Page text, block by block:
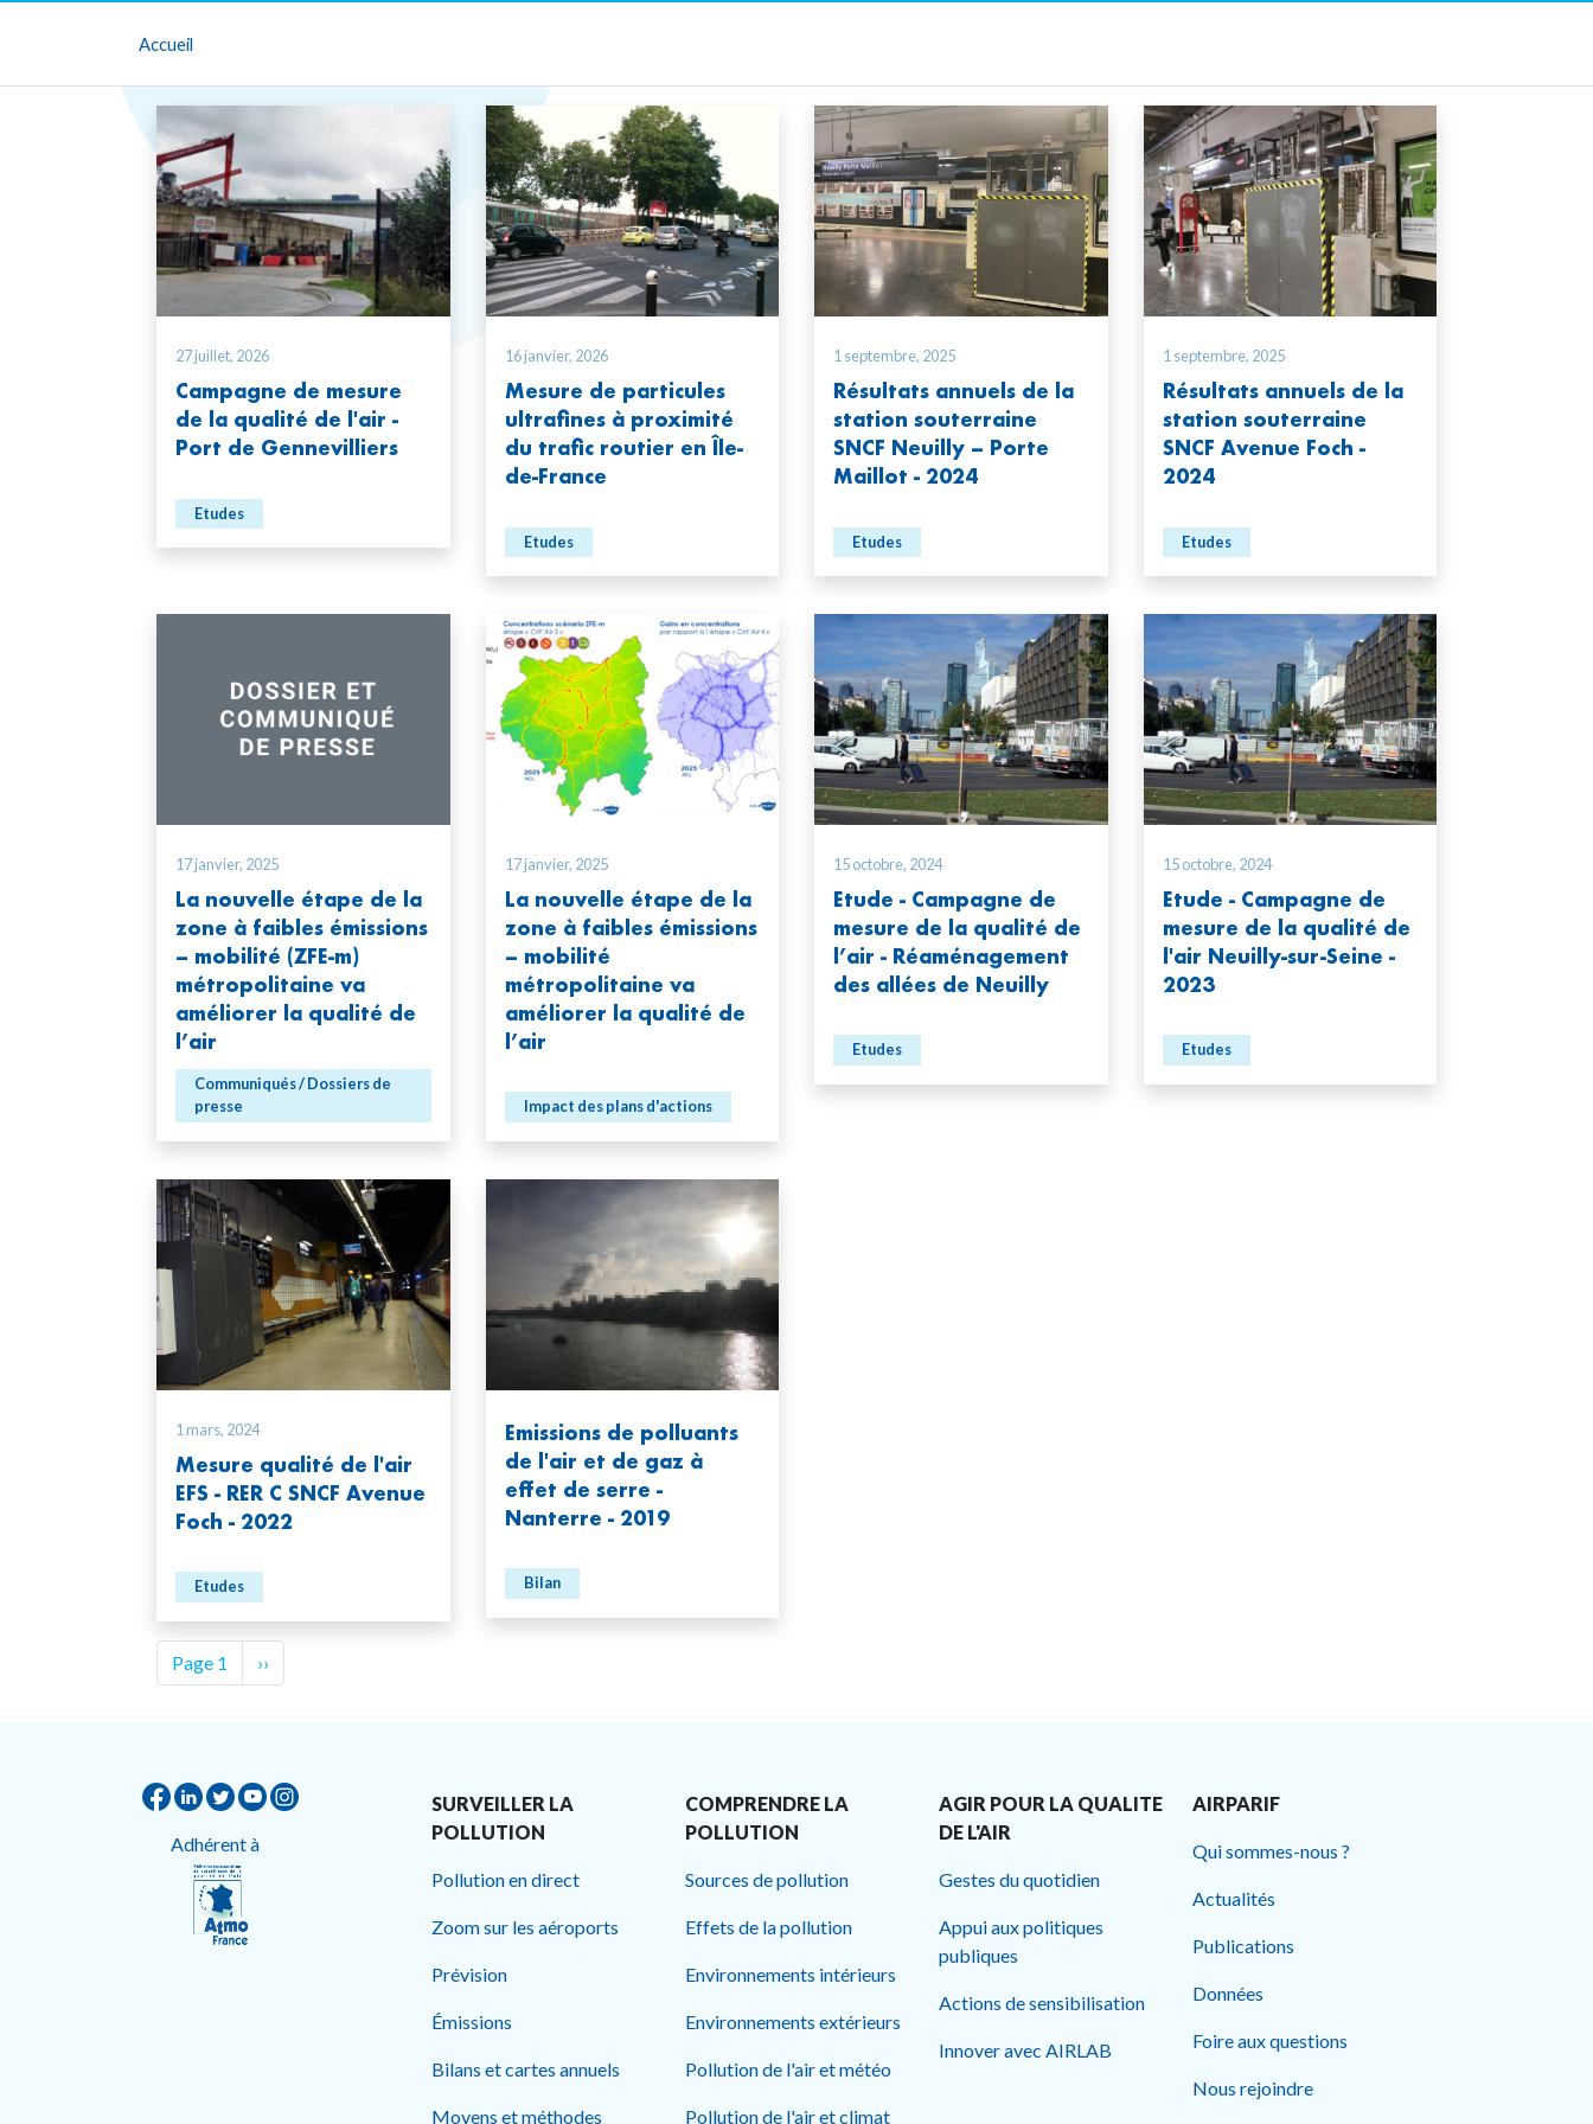
Accueil
27 juillet, 2026
Campagne de mesure
de la qualité de l'air -
Port de Gennevilliers
Etudes
16 janvier, 2026
Mesure de particules
ultrafines à proximité
du trafic routier en Île-
de-France
Etudes
1 septembre, 2025
Résultats annuels de la
station souterraine
SNCF Neuilly – Porte
Maillot - 2024
Etudes
1 septembre, 2025
Résultats annuels de la
station souterraine
SNCF Avenue Foch -
2024
Etudes
17 janvier, 2025
La nouvelle étape de la
zone à faibles émissions
– mobilité (ZFE-m)
métropolitaine va
améliorer la qualité de
l’air
Communiqués / Dossiers de
presse
17 janvier, 2025
La nouvelle étape de la
zone à faibles émissions
– mobilité
métropolitaine va
améliorer la qualité de
l’air
Impact des plans d'actions
15 octobre, 2024
Etude - Campagne de
mesure de la qualité de
l’air - Réaménagement
des allées de Neuilly
Etudes
15 octobre, 2024
Etude - Campagne de
mesure de la qualité de
l'air Neuilly-sur-Seine -
2023
Etudes
1 mars, 2024
Mesure qualité de l'air
EFS - RER C SNCF Avenue
Foch - 2022
Etudes
Emissions de polluants
de l'air et de gaz à
effet de serre -
Nanterre - 2019
Bilan
Pagination
Page 1
Page
suivante
››
Adhérent à
SURVEILLER LA
POLLUTION
Pollution en direct
Zoom sur les aéroports
Prévision
Émissions
Bilans et cartes annuels
Moyens et méthodes
COMPRENDRE LA
POLLUTION
Sources de pollution
Effets de la pollution
Environnements intérieurs
Environnements extérieurs
Pollution de l'air et météo
Pollution de l'air et climat
AGIR POUR LA QUALITE
DE L'AIR
Gestes du quotidien
Appui aux politiques
publiques
Actions de sensibilisation
Innover avec AIRLAB
AIRPARIF
Qui sommes-nous ?
Actualités
Publications
Données
Foire aux questions
Nous rejoindre